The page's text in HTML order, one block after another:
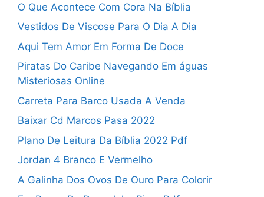
O Que Acontece Com Cora Na Bíblia
Vestidos De Viscose Para O Dia A Dia
Aqui Tem Amor Em Forma De Doce
Piratas Do Caribe Navegando Em águas
Misteriosas Online
Carreta Para Barco Usada A Venda
Baixar Cd Marcos Pasa 2022
Plano De Leitura Da Bíblia 2022 Pdf
Jordan 4 Branco E Vermelho
A Galinha Dos Ovos De Ouro Para Colorir